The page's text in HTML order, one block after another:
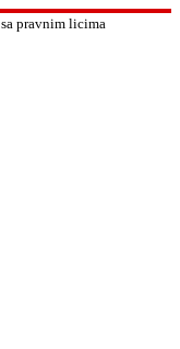
pravnim licima